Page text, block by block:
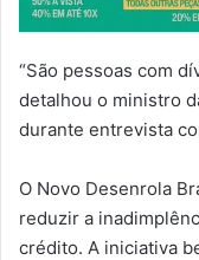
“São pessoas com
detalhou o ministro
durante entrevista
O Novo Desenrola
reduzir a
crédito. A iniciativa